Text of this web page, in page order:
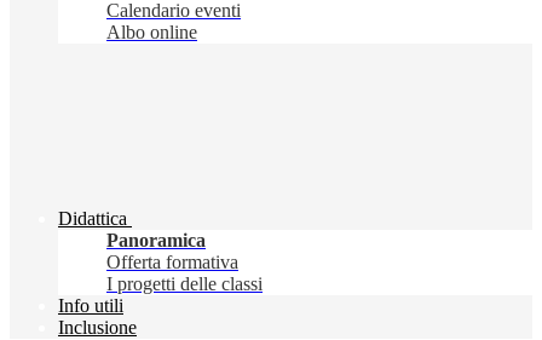
Calendario eventi
Albo online
Didattica
Panoramica
Offerta formativa
I progetti delle classi
Info utili
Inclusione